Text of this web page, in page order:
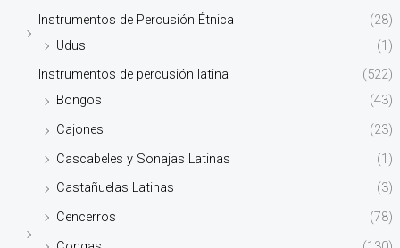
Instrumentos de Percusión Étnica
(28)
Udus
(1)
Instrumentos de percusión latina
(522)
Bongos
(43)
Cajones
(23)
Cascabeles y Sonajas Latinas
(1)
Castañuelas Latinas
(3)
Cencerros
(78)